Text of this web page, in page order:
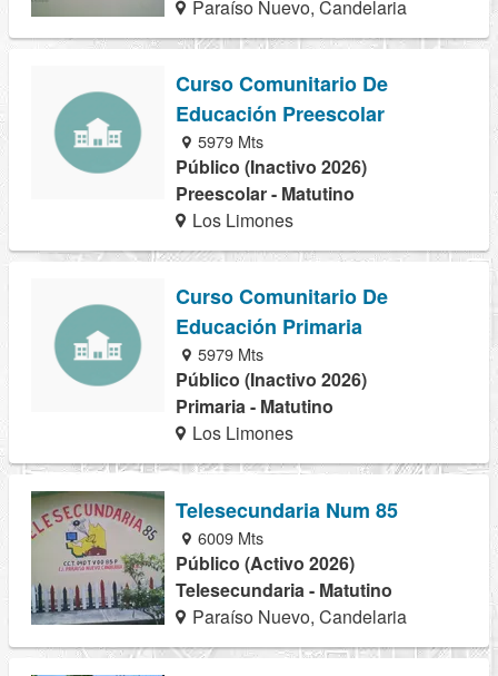
Paraíso Nuevo, Candelaria
Curso Comunitario De
Educación Preescolar
5979 Mts
Público (Inactivo 2026)
Preescolar - Matutino
Los Limones
Curso Comunitario De
Educación Primaria
5979 Mts
Público (Inactivo 2026)
Primaria - Matutino
Los Limones
Telesecundaria Num 85
6009 Mts
Público (Activo 2026)
Telesecundaria - Matutino
Paraíso Nuevo, Candelaria